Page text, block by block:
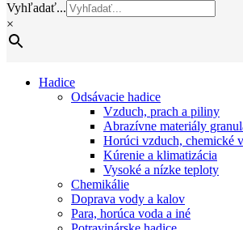
Vyhľadať...
×
Hadice
Odsávacie hadice
Vzduch, prach a piliny
Abrazívne materiály
Horúci vzduch, chemické
Kúrenie a klimatizácia
Vysoké a nízke teploty
Chemikálie
Doprava vody a kalov
Para, horúca voda a iné